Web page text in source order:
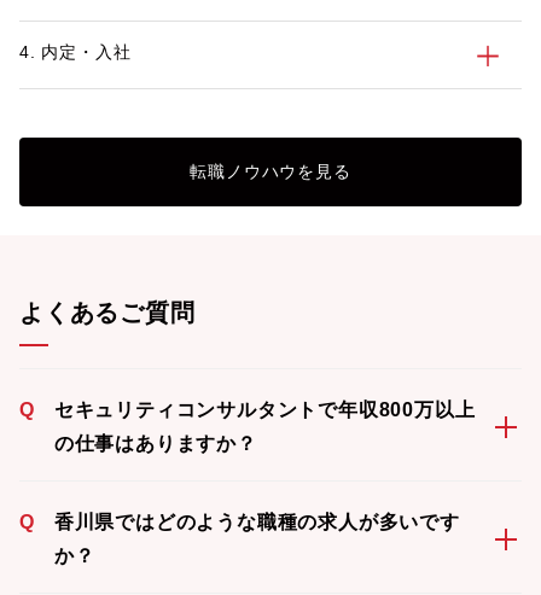
4. 内定・入社
転職ノウハウを見る
よくあるご質問
Q
セキュリティコンサルタントで年収800万以上
の仕事はありますか？
Q
香川県ではどのような職種の求人が多いです
か？